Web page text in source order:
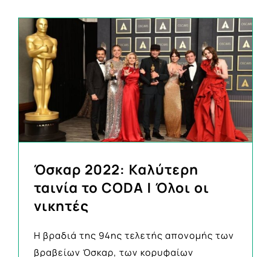
Όσκαρ 2022: Καλύτερη
ταινία το CODA | Όλοι οι
νικητές
Η βραδιά της 94ης τελετής απονομής των
βραβείων Όσκαρ, των κορυφαίων